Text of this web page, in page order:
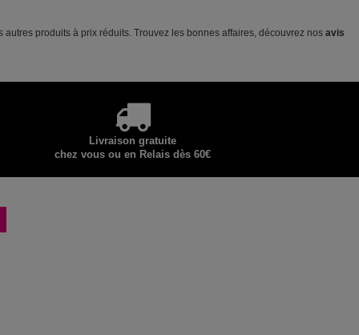
produits à prix réduits. Trouvez les bonnes affaires, découvrez nos avis
Livraison gratuite
chez vous ou en Relais dès 60€